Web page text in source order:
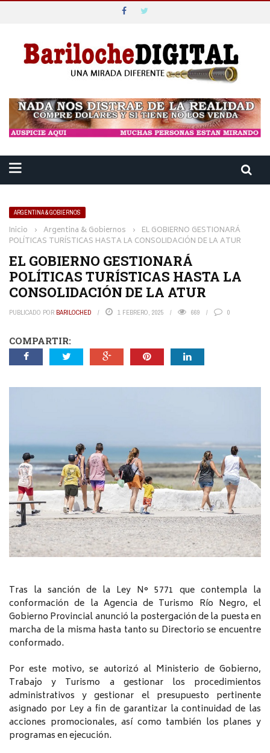
ARGENTINA & GOBIERNOS
Inicio › Argentina & Gobiernos › EL GOBIERNO GESTIONARÁ
POLÍTICAS TURÍSTICAS HASTA LA CONSOLIDACIÓN DE LA ATUR
EL GOBIERNO GESTIONARÁ
POLÍTICAS TURÍSTICAS HASTA LA
CONSOLIDACIÓN DE LA ATUR
PUBLICADO POR BARILOCHED 1 FEBRERO, 2025 669 0
COMPARTIR:
Tras la sanción de la Ley N° 5771 que contempla la
conformación de la Agencia de Turismo Río Negro, el
Gobierno Provincial anunció la postergación de la puesta en
marcha de la misma hasta tanto su Directorio se encuentre
conformado.
Por este motivo, se autorizó al Ministerio de Gobierno,
Trabajo y Turismo a gestionar los procedimientos
administrativos y gestionar el presupuesto pertinente
asignado por Ley a fin de garantizar la continuidad de las
acciones promocionales, así como también los planes y
programas en ejecución.